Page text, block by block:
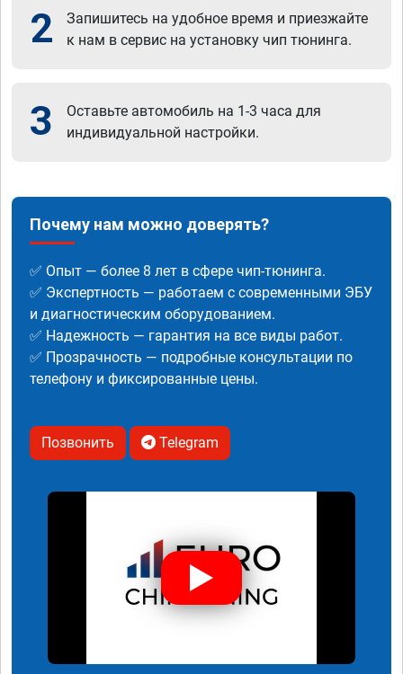
2
Запишитесь на удобное время и приезжайте
к нам в сервис на установку чип тюнинга.
3
Оставьте автомобиль на 1-3 часа для
индивидуальной настройки.
Почему нам можно доверять?
✅ Опыт — более 8 лет в сфере чип-тюнинга.
✅ Экспертность — работаем с современными ЭБУ
и диагностическим оборудованием.
✅ Надежность — гарантия на все виды работ.
✅ Прозрачность — подробные консультации по
телефону и фиксированные цены.
Позвонить Telegram